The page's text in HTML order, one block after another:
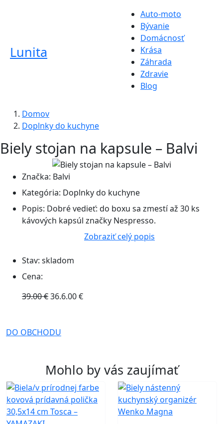
Lunita
Auto-moto
Bývanie
Domácnosť
Krása
Záhrada
Zdravie
Blog
Domov
Doplnky do kuchyne
Biely stojan na kapsule – Balvi
Značka: Balvi
Kategória: Doplnky do kuchyne
Popis: Dobré vedieť: do boxu sa zmestí až 30 ks
kávových kapsúl značky Nespresso.
Zobraziť celý popis
Stav: skladom
Cena:
39.00 €36.6.00 €
DO OBCHODU
Mohlo by vás zaujímať